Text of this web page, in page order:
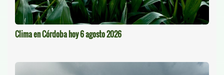
Clima en Córdoba hoy 6 agosto 2026